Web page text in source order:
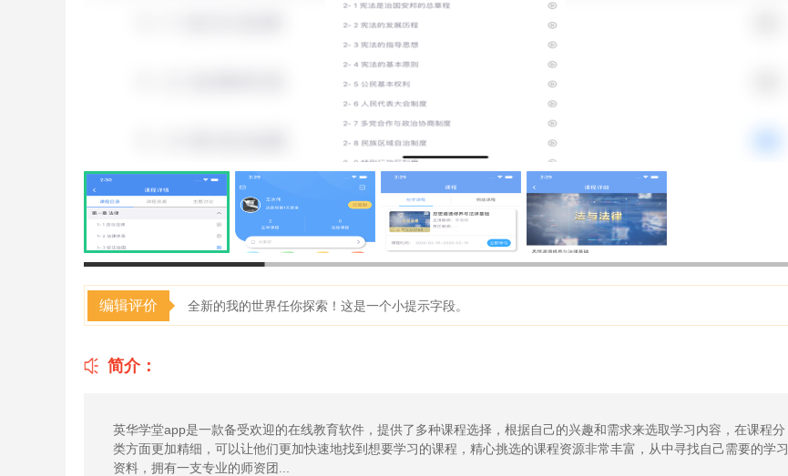
编辑评价 全新的我的世界任你探索！这是一个小提示字段。
简介：
英华学堂app是一款备受欢迎的在线教育软件，提供了多种课程选择，根据自己的兴趣和需求来选取学习内容，在课程分
类方面更加精细，可以让他们更加快速地找到想要学习的课程，精心挑选的课程资源非常丰富，从中寻找自己需要的学习
资料，拥有一支专业的师资团...